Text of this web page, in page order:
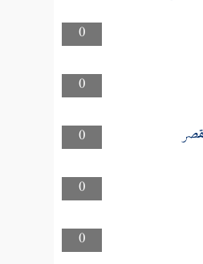
0
0
0
0
0